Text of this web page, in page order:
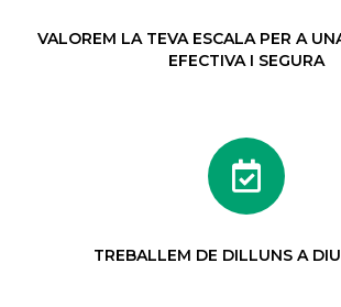
VALOREM LA TEVA ESCALA PER A
EFECTIVA I SEGURA
TREBALLEM DE DILLUNS A